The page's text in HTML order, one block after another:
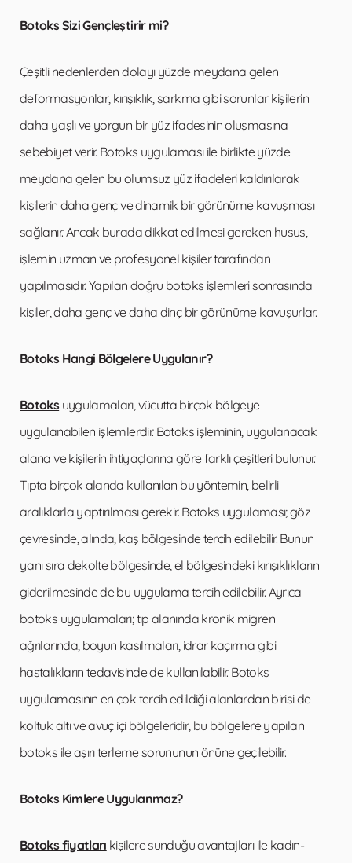
Botoks Sizi Gençleştirir mi?
Çeşitli nedenlerden dolayı yüzde meydana gelen
deformasyonlar, kırışıklık, sarkma gibi sorunlar kişilerin
daha yaşlı ve yorgun bir yüz ifadesinin oluşmasına
sebebiyet verir. Botoks uygulaması ile birlikte yüzde
meydana gelen bu olumsuz yüz ifadeleri kaldırılarak
kişilerin daha genç ve dinamik bir görünüme kavuşması
sağlanır. Ancak burada dikkat edilmesi gereken husus,
işlemin uzman ve profesyonel kişiler tarafından
yapılmasıdır. Yapılan doğru botoks işlemleri sonrasında
kişiler, daha genç ve daha dinç bir görünüme kavuşurlar.
Botoks Hangi Bölgelere Uygulanır?
Botoksuygulamaları, vücutta birçok bölgeye
uygulanabilen işlemlerdir. Botoks işleminin, uygulanacak
alana ve kişilerin ihtiyaçlarına göre farklı çeşitleri bulunur.
Tıpta birçok alanda kullanılan bu yöntemin, belirli
aralıklarla yaptırılması gerekir. Botoks uygulaması; göz
çevresinde, alında, kaş bölgesinde tercih edilebilir. Bunun
yanı sıra dekolte bölgesinde, el bölgesindeki kırışıklıkların
giderilmesinde de bu uygulama tercih edilebilir. Ayrıca
botoks uygulamaları; tıp alanında kronik migren
ağrılarında, boyun kasılmaları, idrar kaçırma gibi
hastalıkların tedavisinde de kullanılabilir. Botoks
uygulamasının en çok tercih edildiği alanlardan birisi de
koltuk altı ve avuç içi bölgeleridir, bu bölgelere yapılan
botoks ile aşırı terleme sorununun önüne geçilebilir.
Botoks Kimlere Uygulanmaz?
Botoks fiyatları kişilere sunduğu avantajları ile kadın-